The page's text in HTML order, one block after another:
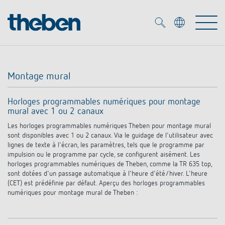
Produits
Smart Home
DALI
Détecteurs de présence et de mouvement
Spots LED
OEM
Solutions OEM
Experts OEM
Solutions
Contrôle du temps et de la lumière
Service
Montage mural
Horloges programmables numériques pour montage
mural avec 1 ou 2 canaux
Les horloges programmables numériques Theben pour montage mural
sont disponibles avec 1 ou 2 canaux. Via le guidage de l'utilisateur avec
lignes de texte à l'écran, les paramètres, tels que le programme par
impulsion ou le programme par cycle, se configurent aisément. Les
horloges programmables numériques de Theben, comme la TR 635 top,
sont dotées d'un passage automatique à l'heure d'été/hiver. L'heure
(CET) est prédéfinie par défaut. Aperçu des horloges programmables
numériques pour montage mural de Theben :